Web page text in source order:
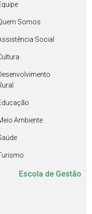
Somos
Social
Ambiente
Escola de Gestão